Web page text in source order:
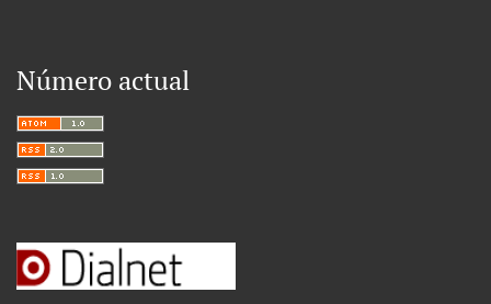
Número actual